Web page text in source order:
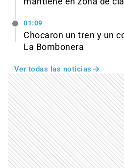
01:09
Chocaron un tren y un
La Bombonera
Ver todas las noticias